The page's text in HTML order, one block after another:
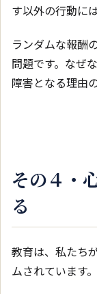
す以外の行動に
ランダムな報酬
問題です。なぜ
障害となる理由
その４・
る
教育は、私たち
ムされています。